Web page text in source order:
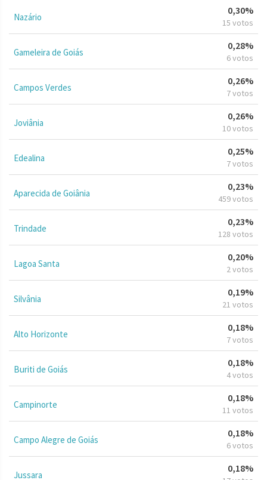
Nazário
0,30%
15 votos
Gameleira de Goiás
0,28%
6 votos
Campos Verdes
0,26%
7 votos
Joviânia
0,26%
10 votos
Edealina
0,25%
7 votos
Aparecida de Goiânia
0,23%
459 votos
Trindade
0,23%
128 votos
Lagoa Santa
0,20%
2 votos
Silvânia
0,19%
21 votos
Alto Horizonte
0,18%
7 votos
Buriti de Goiás
0,18%
4 votos
Campinorte
0,18%
11 votos
Campo Alegre de Goiás
0,18%
6 votos
Jussara
0,18%